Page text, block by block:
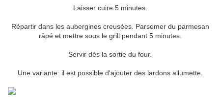
Laisser cuire 5 minutes.
Répartir dans les aubergines creusées. Parsemer du parmesan
râpé et mettre sous le grill pendant 5 minutes.
Servir dès la sortie du four.
Une variante: il est possible d'ajouter des lardons allumette.